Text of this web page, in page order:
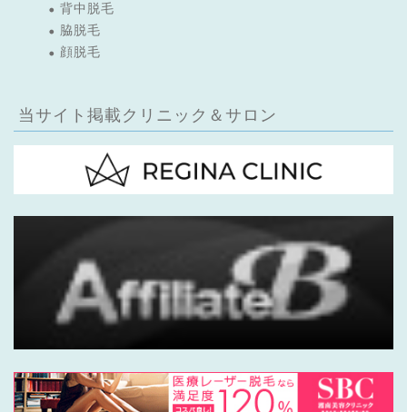
背中脱毛
脇脱毛
顔脱毛
当サイト掲載クリニック＆サロン